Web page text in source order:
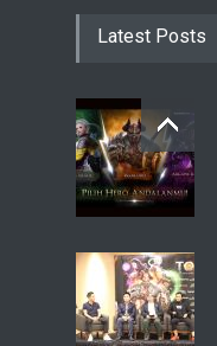
Latest Posts